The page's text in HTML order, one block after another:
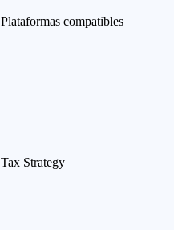
Plataformas compatibles
Tax Strategy